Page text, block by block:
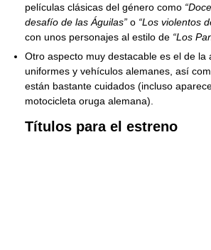
películas clásicas del género como
desafío de las Águilas” o “Los violentos
con unos personajes al estilo de “Los
Otro aspecto muy destacable es el de la
uniformes y vehículos alemanes, así
están bastante cuidados (incluso
motocicleta oruga alemana).
Títulos para el estreno